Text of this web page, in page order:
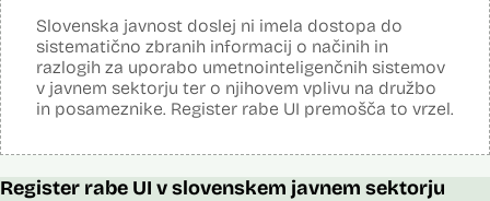
Slovenska javnost doslej ni imela dostopa do
sistematično zbranih informacij o načinih in
razlogih za uporabo umetnointeligenčnih sistemov
v javnem sektorju ter o njihovem vplivu na družbo
in posameznike. Register rabe UI premošča to vrzel.
Register rabe UI v slovenskem javnem sektorju